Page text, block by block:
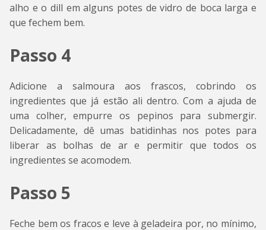
alho e o dill em alguns potes de vidro de boca larga e
que fechem bem.
Passo 4
Adicione a salmoura aos frascos, cobrindo os
ingredientes que já estão ali dentro. Com a ajuda de
uma colher, empurre os pepinos para submergir.
Delicadamente, dê umas batidinhas nos potes para
liberar as bolhas de ar e permitir que todos os
ingredientes se acomodem.
Passo 5
Feche bem os fracos e leve à geladeira por, no mínimo,